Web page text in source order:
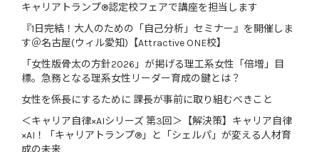
キャリアトランプ®認定校フェアで講座を担当します
『1日完結！大人のための「自己分析」セミナー』を開催しま
す＠名古屋(ウィル愛知)【Attractive ONE校】
「女性版骨太の方針2026」が掲げる理工系女性「倍増」目
標。急務となる理系女性リーダー育成の鍵とは？
女性を係長にするために 課長が事前に取り組むべきこと
＜キャリア自律×AIシリーズ 第3回＞【解決策】キャリア自律
×AI！「キャリアトランプ®」と「シェルパ」が変える人材育
成の未来